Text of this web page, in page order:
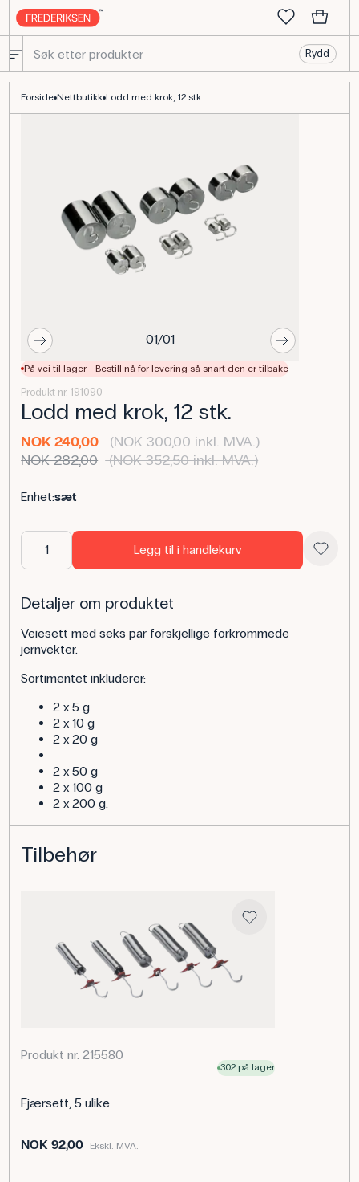
Rydd
Forside Nettbutikk Lodd med krok, 12 stk.
01/01
På vei til lager - Bestill nå for levering så snart den er tilbake
Produkt nr. 191090
Lodd med krok, 12 stk.
NOK 240,00
(NOK 300,00 inkl. MVA.)
NOK 282,00 (NOK 352,50 inkl. MVA.)
Enhet:sæt
Legg til i handlekurv
Detaljer om produktet
Veiesett med seks par forskjellige forkrommede
jernvekter.
Sortimentet inkluderer:
2 x 5 g
2 x 10 g
2 x 20 g
2 x 50 g
2 x 100 g
2 x 200 g.
Tilbehør
Produkt nr. 215580
302 på lager
Fjærsett, 5 ulike
NOK 92,00 Ekskl. MVA.